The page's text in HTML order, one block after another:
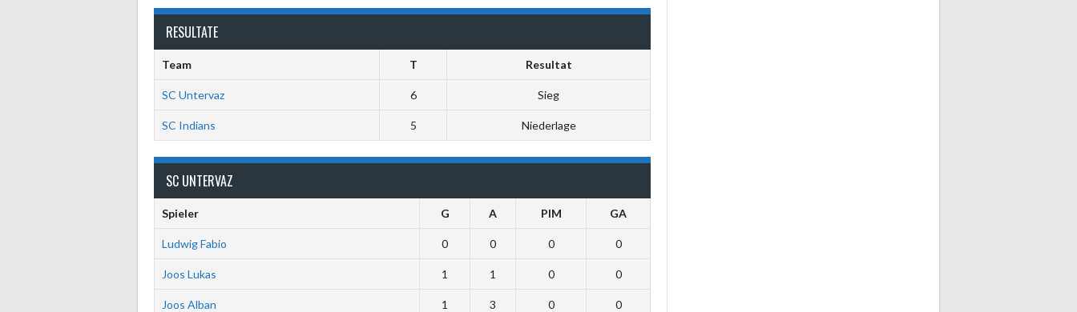
RESULTATE
Team T Resultat
SC Untervaz 6 Sieg
SC Indians 5 Niederlage
SC UNTERVAZ
Spieler G A PIM GA
Ludwig Fabio 0 0 0 0
Joos Lukas 1 1 0 0
Joos Alban 1 3 0 0